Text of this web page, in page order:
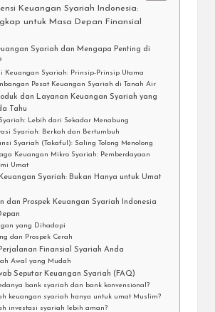
Keuangan Syariah Indonesia:
untuk Masa Depan Finansial
Syariah dan Mengapa Penting di
Keuangan Syariah: Prinsip-Prinsip Utama
Pesat Keuangan Syariah di Tanah Air
dan Layanan Keuangan Syariah yang
Tahu
Lebih dari Sekadar Menabung
Syariah: Berkah dan Bertumbuh
Syariah (Takaful): Saling Tolong Menolong
Keuangan Mikro Syariah: Pemberdayaan
Umat
Syariah: Bukan Hanya untuk Umat
dan Prospek Keuangan Syariah Indonesia
yang Dihadapi
dan Prospek Cerah
Finansial Syariah Anda
Awal yang Mudah
Seputar Keuangan Syariah (FAQ)
bank syariah dan bank konvensional?
keuangan syariah hanya untuk umat Muslim?
investasi syariah lebih aman?